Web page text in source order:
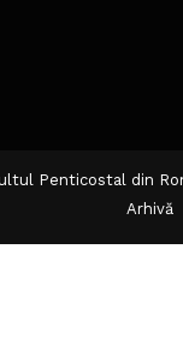
Penticostal din
Arhivă